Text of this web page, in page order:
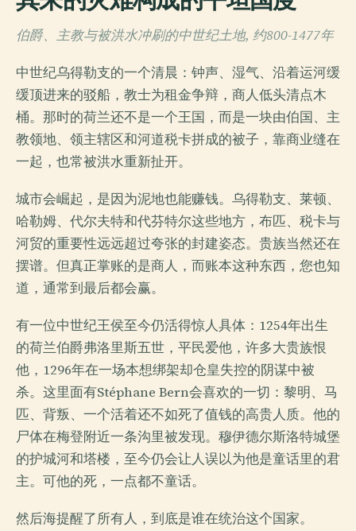
伯爵、主教与被洪水冲刷的中世纪土地, 约800-1477年
中世纪乌得勒支的一个清晨：钟声、湿气、沿着运河缓
缓顶进来的驳船，教士为租金争辩，商人低头清点木
桶。那时的荷兰还不是一个王国，而是一块由伯国、主
教领地、领主辖区和河道税卡拼成的被子，靠商业缝在
一起，也常被洪水重新扯开。
城市会崛起，是因为泥地也能赚钱。乌得勒支、莱顿、
哈勒姆、代尔夫特和代芬特尔这些地方，布匹、税卡与
河贸的重要性远远超过夸张的封建姿态。贵族当然还在
摆谱。但真正掌账的是商人，而账本这种东西，您也知
道，通常到最后都会赢。
有一位中世纪王侯至今仍活得惊人具体：1254年出生
的荷兰伯爵弗洛里斯五世，平民爱他，许多大贵族恨
他，1296年在一场本想绑架却仓皇失控的阴谋中被
杀。这里面有Stéphane Bern会喜欢的一切：黎明、马
匹、背叛、一个活着还不如死了值钱的高贵人质。他的
尸体在梅登附近一条沟里被发现。穆伊德尔斯洛特城堡
的护城河和塔楼，至今仍会让人误以为他是童话里的君
主。可他的死，一点都不童话。
然后海提醒了所有人，到底是谁在统治这个国家。